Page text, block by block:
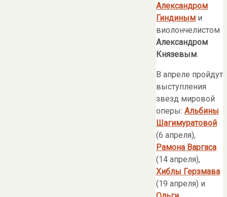
Александром
Гиндиным и
виолончелистом
Александром
Князевым.
В апреле пройдут
выступления
звезд мировой
оперы: Альбины
Шагимуратовой
(6 апреля),
Рамона Варгаса
(14 апреля),
Хиблы Герзмава
(19 апреля) и